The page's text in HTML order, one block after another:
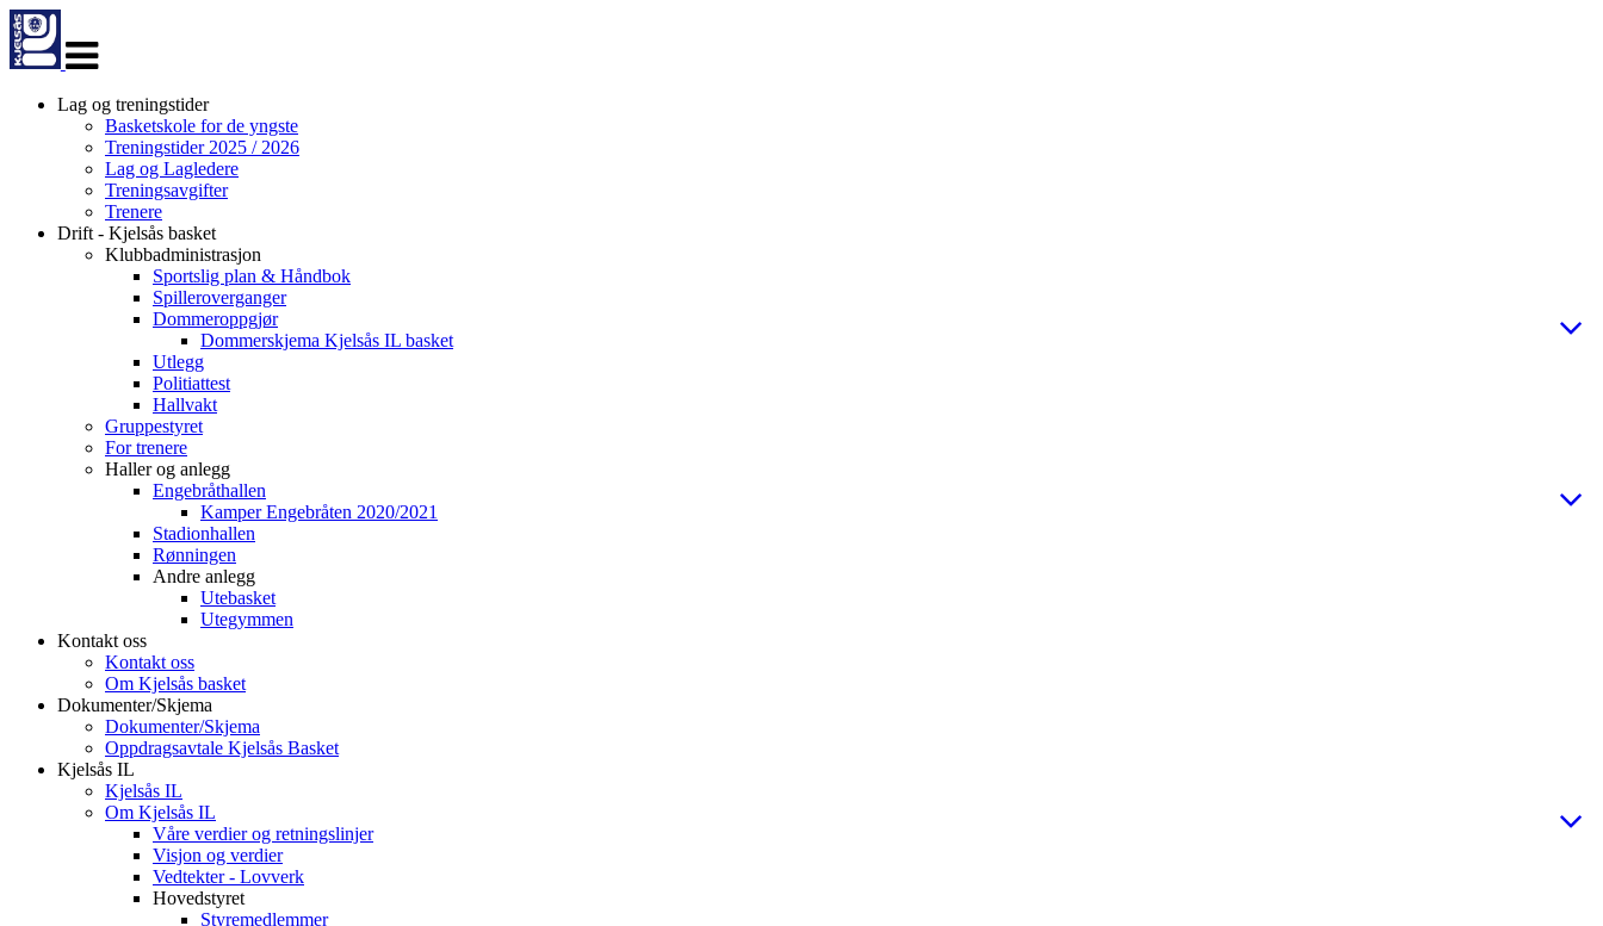
navigasjon
Lag og treningstider
Basketskole for de yngste
Treningstider 2025 / 2026
Lag og Lagledere
Treningsavgifter
Trenere
Drift - Kjelsås basket
Klubbadministrasjon
Sportslig plan & Håndbok
Spilleroverganger
Dommeroppgjør
Dommerskjema Kjelsås IL basket
Utlegg
Politiattest
Hallvakt
Gruppestyret
For trenere
Haller og anlegg
Engebråthallen
Kamper Engebråten 2020/2021
Stadionhallen
Rønningen
Andre anlegg
Utebasket
Utegymmen
Kontakt oss
Kontakt oss
Om Kjelsås basket
Dokumenter/Skjema
Dokumenter/Skjema
Oppdragsavtale Kjelsås Basket
Kjelsås IL
Kjelsås IL
Om Kjelsås IL
Våre verdier og retningslinjer
Visjon og verdier
Vedtekter - Lovverk
Hovedstyret
Styremedlemmer